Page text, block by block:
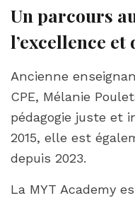
Un parcours
l’excellence
Ancienne
CPE, Mélanie
pédagogie juste et
2015, elle est
depuis 2023.
La MYT Academy